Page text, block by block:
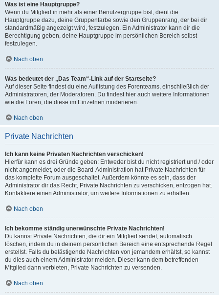
Was ist eine Hauptgruppe?
Wenn du Mitglied in mehr als einer Benutzergruppe bist, dient die
Hauptgruppe dazu, deine Gruppenfarbe sowie den Gruppenrang, der bei dir
standardmäßig angezeigt wird, festzulegen. Ein Administrator kann dir die
Berechtigung geben, deine Hauptgruppe im persönlichen Bereich selbst
festzulegen.
Nach oben
Was bedeutet der „Das Team“-Link auf der Startseite?
Auf dieser Seite findest du eine Auflistung des Forenteams, einschließlich der
Administratoren, der Moderatoren. Du findest hier auch weitere Informationen
wie die Foren, die diese im Einzelnen moderieren.
Nach oben
Private Nachrichten
Ich kann keine Privaten Nachrichten verschicken!
Hierfür kann es drei Gründe geben: Entweder bist du nicht registriert und / oder
nicht angemeldet, oder die Board-Administration hat Private Nachrichten für
das komplette Forum ausgeschaltet. Außerdem könnte es sein, dass der
Administrator dir das Recht, Private Nachrichten zu verschicken, entzogen hat.
Kontaktiere einen Administrator, um weitere Informationen zu erhalten.
Nach oben
Ich bekomme ständig unerwünschte Private Nachrichten!
Du kannst Private Nachrichten, die dir ein Mitglied sendet, automatisch
löschen, indem du in deinem persönlichen Bereich eine entsprechende Regel
erstellst. Falls du belästigende Nachrichten von jemandem erhältst, so kannst
du dies auch einem Administrator melden. Dieser kann dem betreffenden
Mitglied dann verbieten, Private Nachrichten zu versenden.
Nach oben